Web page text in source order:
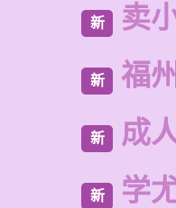
新 卖
新 福
新 成
新 学